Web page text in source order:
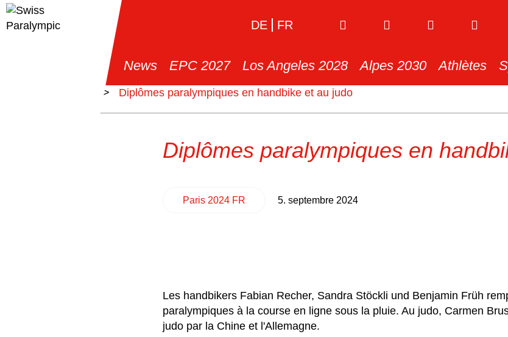
DE FR
News EPC 2027 Los Angeles 2028 Alpes 2030 Athlètes
> Diplômes paralympiques en handbike et au judo
Diplômes paralympiques en
Paris 2024 FR 5. septembre 2024
Les handbikers Fabian Recher, Sandra Stöckli und Benjamin Früh
paralympiques à la course en ligne sous la pluie. Au judo, Carmen
judo par la Chine et l'Allemagne.